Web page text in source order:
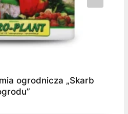
do „Kwiatów